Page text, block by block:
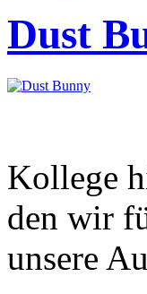
Dust
Kollege
den wir
unsere